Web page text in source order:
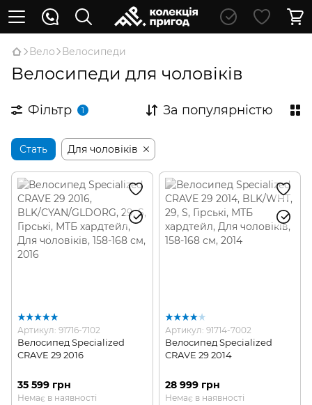
Вело Велосипеди
Велосипеди для чоловіків
Фільтр 1 За популярністю
Стать Для чоловіків
Артикул: 91716-7102
Велосипед Specialized
CRAVE 29 2016
35 599 грн
Немає в наявності
Артикул: 91714-7002
Велосипед Specialized
CRAVE 29 2014
28 999 грн
Немає в наявності